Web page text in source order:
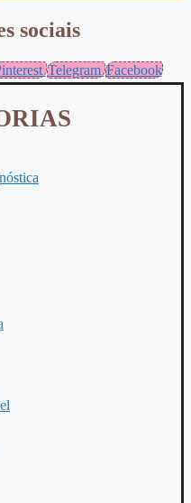
sociais
Telegram Facebook